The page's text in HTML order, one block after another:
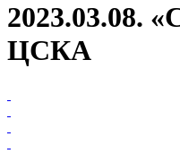
2023.03.08.
ЦСКА